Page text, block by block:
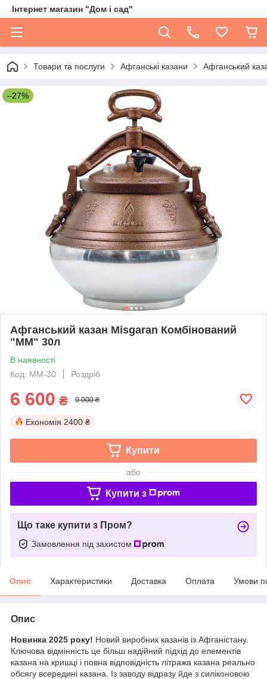
Інтернет магазин "Дом і сад"
Товари та послуги Афганські казани Афганський
–27%
Афганський казан Misgaran Комбінований
"ММ" 30л
В наявності
Код: MM-30
Роздріб
6 600 ₴ 9 000 ₴
Економія 2400 ₴
Купити
або
Купити з
Що таке купити з Пром?
Замовлення під захистом
Опис Характеристики Доставка Оплата Умови
Опис
Новинка 2025 року! Новий виробник казанів із Афганістану.
Ключова відмінність це більш надійний підхід до елементів
казана на кришці і повна відповідність літража казана реально
обсягу всередині казана. Із заводу відразу йде з силіконовою